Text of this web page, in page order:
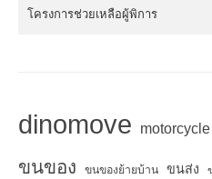
โครงการช่วยเหลือผู้พิการ
dinomove
ขนของ ขนของย้ายบ้าน ขนส่ง